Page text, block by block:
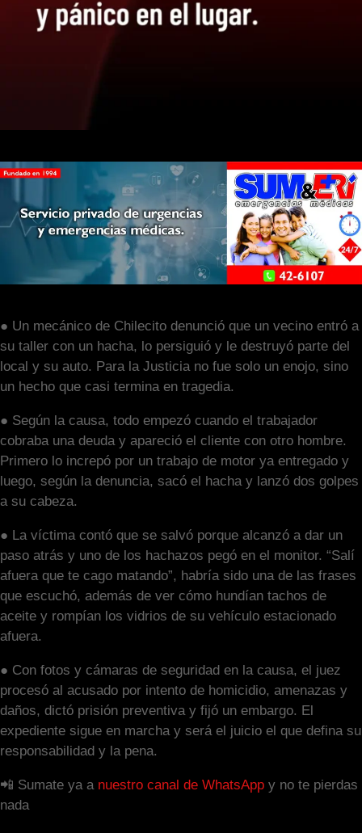
● Un mecánico de Chilecito denunció que un vecino entró a
su taller con un hacha, lo persiguió y le destruyó parte del
local y su auto. Para la Justicia no fue solo un enojo, sino
un hecho que casi termina en tragedia.
● Según la causa, todo empezó cuando el trabajador
cobraba una deuda y apareció el cliente con otro hombre.
Primero lo increpó por un trabajo de motor ya entregado y
luego, según la denuncia, sacó el hacha y lanzó dos golpes
a su cabeza.
● La víctima contó que se salvó porque alcanzó a dar un
paso atrás y uno de los hachazos pegó en el monitor. “Salí
afuera que te cago matando”, habría sido una de las frases
que escuchó, además de ver cómo hundían tachos de
aceite y rompían los vidrios de su vehículo estacionado
afuera.
● Con fotos y cámaras de seguridad en la causa, el juez
procesó al acusado por intento de homicidio, amenazas y
daños, dictó prisión preventiva y fijó un embargo. El
expediente sigue en marcha y será el juicio el que defina su
responsabilidad y la pena.
📲 Sumate ya a nuestro canal de WhatsApp y no te pierdas
nada